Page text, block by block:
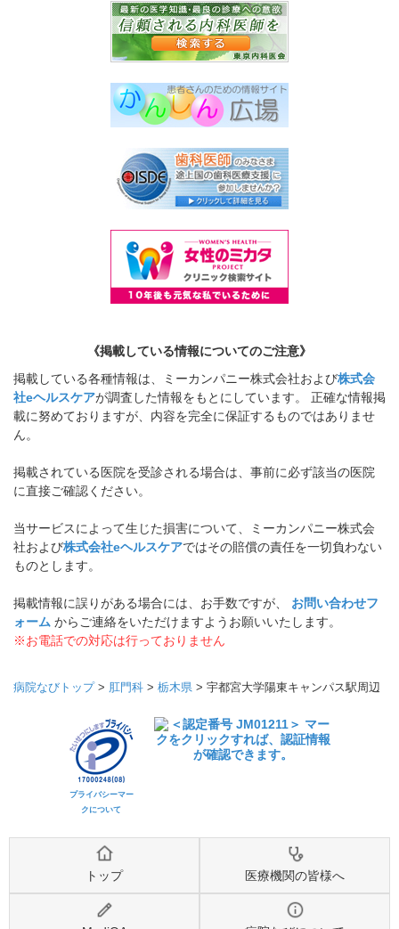
《掲載している情報についてのご注意》
掲載している各種情報は、ミーカンパニー株式会社および株式会
社eヘルスケアが調査した情報をもとにしています。 正確な情報掲
載に努めておりますが、内容を完全に保証するものではありませ
ん。
掲載されている医院を受診される場合は、事前に必ず該当の医院
に直接ご確認ください。
当サービスによって生じた損害について、ミーカンパニー株式会
社および株式会社eヘルスケアではその賠償の責任を一切負わない
ものとします。
掲載情報に誤りがある場合には、お手数ですが、 お問い合わせフ
ォーム からご連絡をいただけますようお願いいたします。
※お電話での対応は行っておりません
病院なびトップ> 肛門科 > 栃木県 > 宇都宮大学陽東キャンパス駅周辺
プライバシーマー
クについて
トップ 医療機関の皆様へ